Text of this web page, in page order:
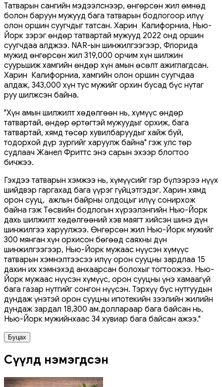
Татварын сангийн мэдээлснээр, өнгөрсөн жил өмнөд
болон баруун мужууд бага татварын бодлогоор илүү
олон оршин суугчдыг татсан. Харин Калифорниа, Нью-
Йорк зэрэг өндөр татвартай мужууд 2022 онд оршин
суугчдаа алджээ. NAR-ын шинжилгээгээр, Флорида
мужид өнгөрсөн жил 319,000 орчим хүн шилжин
суурьшиж хамгийн өндөр хүн амын өсөлт ажиглагдсан.
Харин Калифорниа, хамгийн олон оршин суугчдаа
алдаж, 343,000 хүн тус мужийг орхин бусад бүс нутаг
руу шилжсэн байна.
"Хүн амын шилжилт хөдөлгөөн нь, хүмүүс өндөр
татвартай, өндөр өртөгтэй мужуудыг орхиж, бага
татвартай, хямд төсөр хувилбаруудыг хайж буй,
тодорхой дүр зургийг харуулж байна" гэж улс төр
судлаач Жанел Фриттс энэ сарын эхээр блогтоо
бичжээ.
Гэхдээ татварын хэмжээ нь, хүмүүсийг гэр бүлээрээ нүүх
шийдвэр гаргахад бага үүрэг гүйцэтгэдэг. Харин хямд
орон сууц, ажлын байрны олдоцыг илүү сонирхож
байна гэж Төсвийн бодлогын хүрээлэнгийн Нью-Йорк
дахь шилжилт хөдөлгөөний хэв маягт хийсэн шинэ дүн
шинжилгээ харуулжээ. Өнгөрсөн жил Нью-Йорк мужийг
300 мянган хүн орхисон бөгөөд саяхны дүн
шинжилгээгээр, Нью-Йорк мужаас нүүсэн хүмүүс
татварын хэмнэлтээсээ илүү орон сууцны зардлаа 15
дахин их хэмнэхэд анхаарсан болохыг тогтоожээ. Нью-
Йорк мужаас нүүсэн хүмүүс, орон сууцны үнэ хамаагүй
бага газар нутгийг сонгон нүүсэн. Тэрхүү бүс нутгуудын
дундаж үнэтэй орон сууцны ипотекийн зээлийн жилийн
дундаж зардал 18,300 ам.доллараар бага байсан нь,
Нью-Йорк мужийнхаас 34 хувиар бага байсан ажээ."
Буцах
Сүүлд нэмэгдсэн